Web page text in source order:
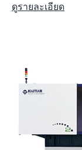
ดูรายละเอียด